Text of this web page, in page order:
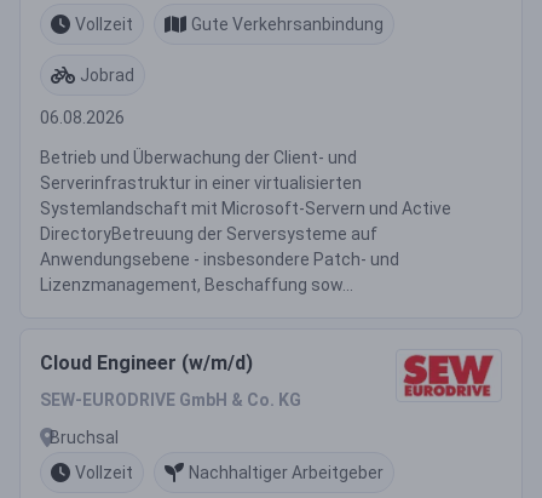
Vollzeit
Gute Verkehrsanbindung
Jobrad
06.08.2026
Betrieb und Überwachung der Client- und
Serverinfrastruktur in einer virtualisierten
Systemlandschaft mit Microsoft-Servern und Active
DirectoryBetreuung der Serversysteme auf
Anwendungsebene - insbesondere Patch- und
Lizenzmanagement, Beschaffung sow...
Cloud Engineer (w/m/d)
SEW-EURODRIVE GmbH & Co. KG
Bruchsal
Vollzeit
Nachhaltiger Arbeitgeber